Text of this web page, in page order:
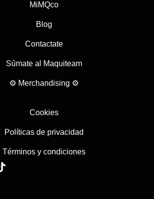
MiMQco
Blog
Contactate
Súmate al Maquiteam
⚙ Merchandising ⚙
Cookies
Políticas de privacidad
Términos y condiciones